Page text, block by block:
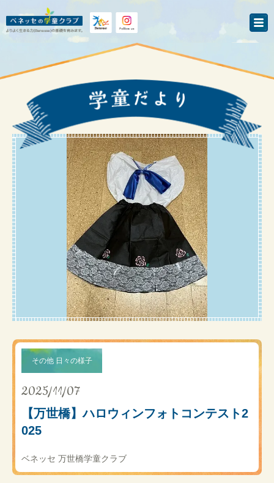
その他 日々の様子
2025/11/07
【万世橋】ハロウィンフォトコンテスト2
025
ベネッセ 万世橋学童クラブ